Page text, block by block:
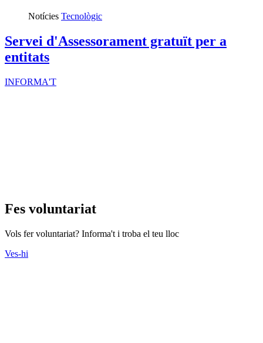
Notícies Tecnològic
Servei d'Assessorament gratuït per a
entitats
INFORMA'T
Fes voluntariat
Vols fer voluntariat? Informa't i troba el teu lloc
Ves-hi